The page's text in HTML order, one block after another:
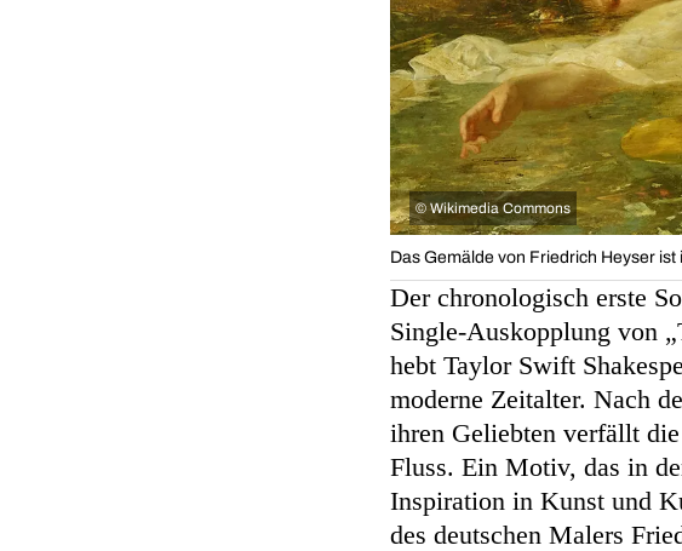
© Wikimedia Commons
Das Gemälde von Friedrich Heyser
Der chronologisch erste
Single-Auskopplung von
hebt Taylor Swift
moderne Zeitalter. Nach
ihren Geliebten verfällt
Fluss. Ein Motiv, das in
Inspiration in Kunst und
des deutschen Malers